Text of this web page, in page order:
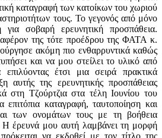
καταγραφή των κατοίκων του χωριού
τους. Το γεγονός από μόνο
σοβαρή ερευνητική προσπάθεια.
της τότε προέδρου της ΦΑΤΑ κ.
ακόμη πιο ενθαρρυντικά καθώς
και να μου στείλει το υλικό από
επιλύοντας έτσι μια σειρά πρακτικά
αυτής της ερευνητικής προσπάθειας
στη Τζούρτζια στα τέλη Ιουνίου του
επιτόπια καταγραφή, ταυτοποίηση και
των ονομάτων τους με τη βοήθεια
έρευνά μου αυτή λαμβάνει τη μορφή
να εκδοθεί με τον τίτλο της